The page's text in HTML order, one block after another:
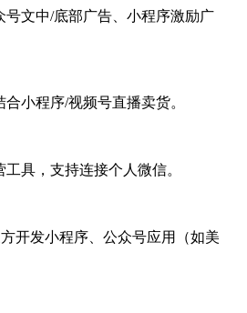
号文中/底部广告、小程序激励广
小程序/视频号直播卖货。
具，支持连接个人微信。
开发小程序、公众号应用（如美